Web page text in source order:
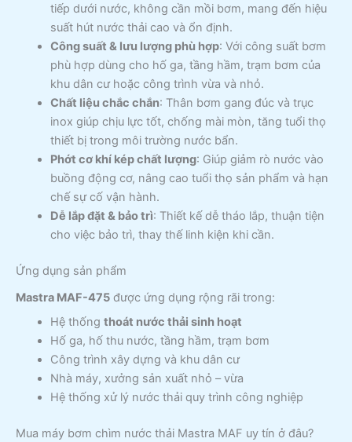
tiếp dưới nước, không cần mồi bơm, mang đến hiệu
suất hút nước thải cao và ổn định.
Công suất & lưu lượng phù hợp: Với công suất bơm
phù hợp dùng cho hố ga, tầng hầm, trạm bơm của
khu dân cư hoặc công trình vừa và nhỏ.
Chất liệu chắc chắn: Thân bơm gang đúc và trục
inox giúp chịu lực tốt, chống mài mòn, tăng tuổi thọ
thiết bị trong môi trường nước bẩn.
Phớt cơ khí kép chất lượng: Giúp giảm rò nước vào
buồng động cơ, nâng cao tuổi thọ sản phẩm và hạn
chế sự cố vận hành.
Dễ lắp đặt & bảo trì: Thiết kế dễ tháo lắp, thuận tiện
cho việc bảo trì, thay thế linh kiện khi cần.
Ứng dụng sản phẩm
Mastra MAF-475 được ứng dụng rộng rãi trong:
Hệ thống thoát nước thải sinh hoạt
Hố ga, hố thu nước, tầng hầm, trạm bơm
Công trình xây dựng và khu dân cư
Nhà máy, xưởng sản xuất nhỏ – vừa
Hệ thống xử lý nước thải quy trình công nghiệp
Mua máy bơm chìm nước thải Mastra MAF uy tín ở đâu?